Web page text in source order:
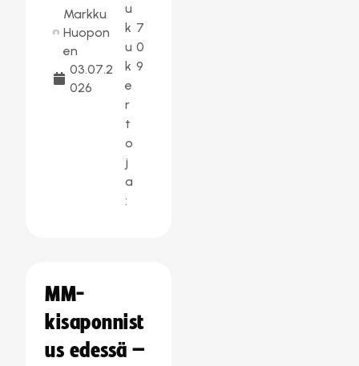
Markku
Huopon
en
03.07.2
026
u
k
u
k
e
r
t
o
j
a
:
7
0
9
MM-
kisaponnist
us edessä –